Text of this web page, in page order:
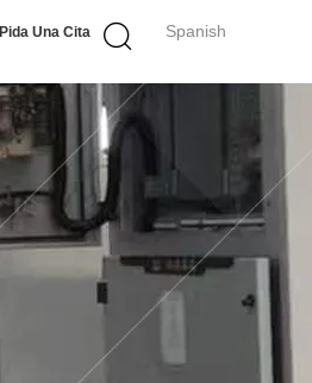
Spanish
Pida Una Cita